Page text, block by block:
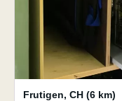
Frutigen, CH (6 km)